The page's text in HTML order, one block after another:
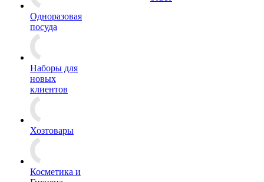
Одноразовая
посуда
Наборы для
новых
клиентов
Хозтовары
Косметика и